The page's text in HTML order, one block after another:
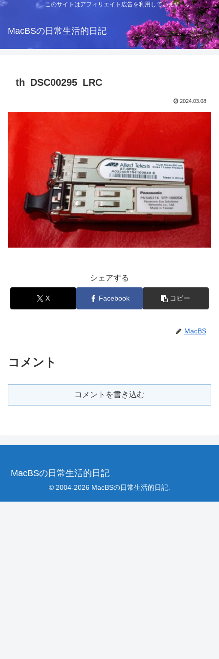
このサイトはアフィリエイト広告を利用しています
MacBSの日常生活的日記
th_DSC00295_LRC
2024.03.08
シェアする
X Facebook コピー
MacBS
コメント
コメントを書き込む
MacBSの日常生活的日記
© 2004-2026 MacBSの日常生活的日記.